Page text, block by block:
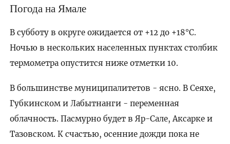
Погода на Ямале
В субботу в округе ожидается от +12 до +18°C.
Ночью в нескольких населенных пунктах столбик
термометра опустится ниже отметки 10.
В большинстве муниципалитетов - ясно. В Сеяхе,
Губкинском и Лабытнанги - переменная
облачность. Пасмурно будет в Яр-Сале, Аксарке и
Тазовском. К счастью, осенние дожди пока не